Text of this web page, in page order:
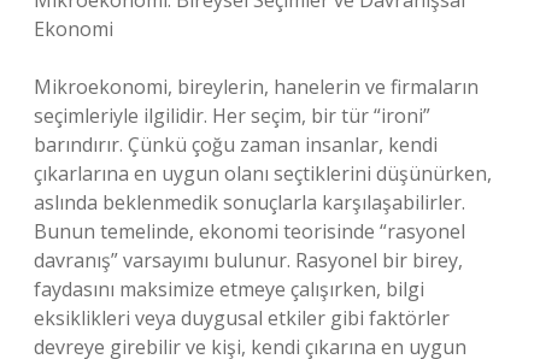
Ekonomi
Mikroekonomi, bireylerin, hanelerin ve firmaların
seçimleriyle ilgilidir. Her seçim, bir tür “ironi”
barındırır. Çünkü çoğu zaman insanlar, kendi
çıkarlarına en uygun olanı seçtiklerini düşünürken,
aslında beklenmedik sonuçlarla karşılaşabilirler.
Bunun temelinde, ekonomi teorisinde “rasyonel
davranış” varsayımı bulunur. Rasyonel bir birey,
faydasını maksimize etmeye çalışırken, bilgi
eksiklikleri veya duygusal etkiler gibi faktörler
devreye girebilir ve kişi, kendi çıkarına en uygun